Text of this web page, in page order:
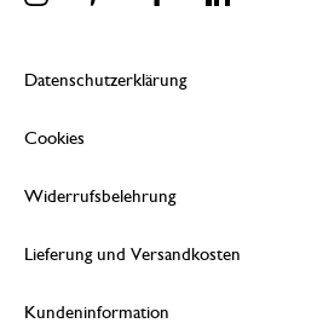
Datenschutzerklärung
Cookies
Widerrufsbelehrung
Lieferung und Versandkosten
Kundeninformation